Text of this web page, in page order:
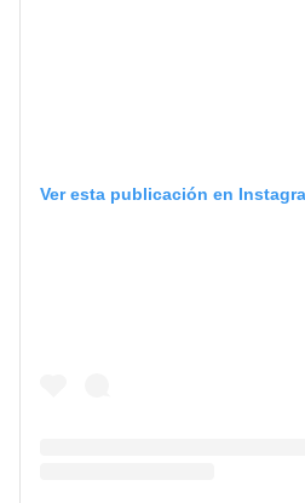
Ver esta publicación en